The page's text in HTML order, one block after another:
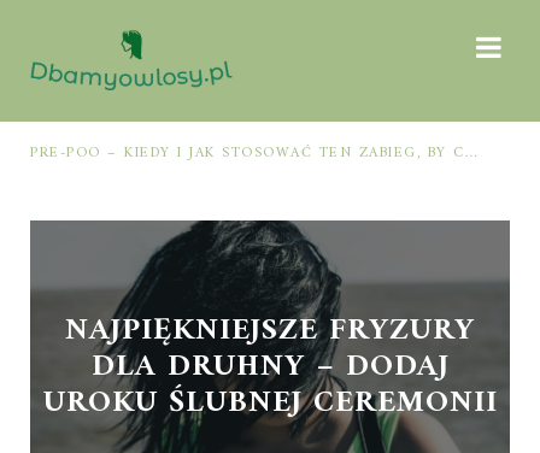
PRE-POO – KIEDY I JAK STOSOWAĆ TEN ZABIEG, BY CHRONIĆ I NAWILŻAĆ WŁOSY PRZED MYCIEM SZAMPONEM
NAJPIĘKNIEJSZE FRYZURY
DLA DRUHNY – DODAJ
UROKU ŚLUBNEJ CEREMONII